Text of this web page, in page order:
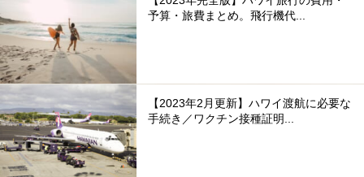
予算・旅費まとめ。飛行機代...
【2023年2月更新】ハワイ渡航に必要な
手続き／ワクチン接種証明...